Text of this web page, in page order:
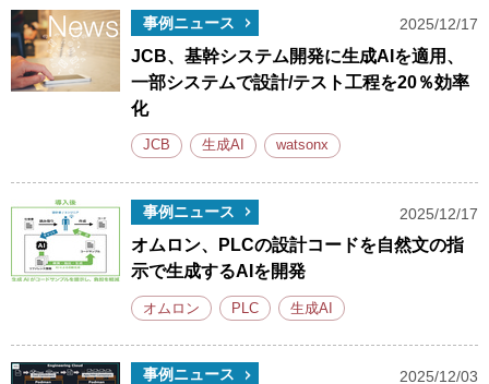
事例ニュース 2025/12/17
JCB、基幹システム開発に生成AIを適用、
一部システムで設計/テスト工程を20％効率
化
JCB 生成AI watsonx
事例ニュース 2025/12/17
オムロン、PLCの設計コードを自然文の指
示で生成するAIを開発
オムロン PLC 生成AI
事例ニュース 2025/12/03